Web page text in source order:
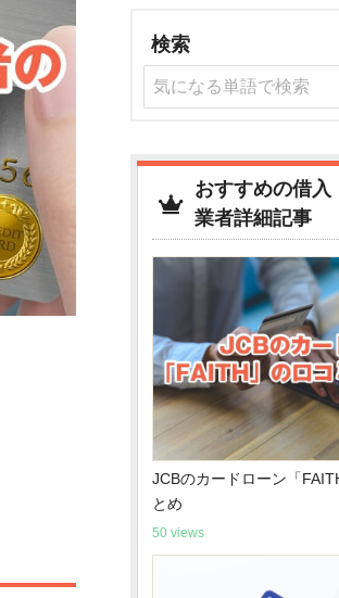
検索
おすすめの借入
業者詳細記事
JCBのカードローン「
とめ
50 views